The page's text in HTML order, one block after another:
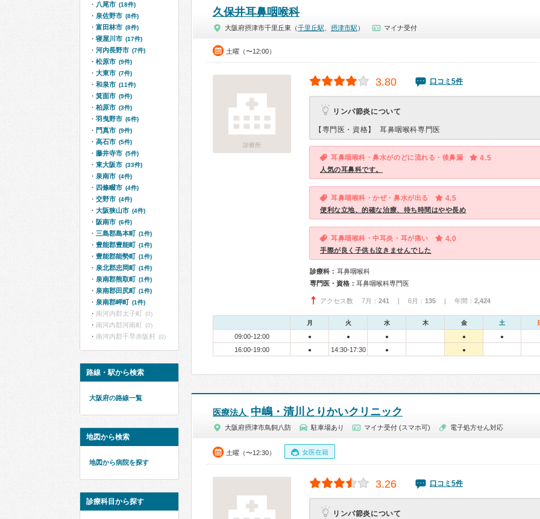
久保井耳鼻咽喉科
大阪府摂津市千里丘東（千里丘駅 摂津市駅 ） マイナ受付
土曜（〜12:00）
診療所
3.80 口コミ5件
リンパ節炎について
【専門医・資格】 耳鼻咽喉科専門医
耳鼻咽喉科・鼻水がのどに流れる・後鼻漏 4.5
人気の耳鼻科です。
耳鼻咽喉科・かぜ・鼻水が出る 4.5
便利な立地、的確な治療、待ち時間はやや長め
耳鼻咽喉科・中耳炎・耳が痛い 4.0
手際が良く子供も泣きませんでした
診療科： 耳鼻咽喉科
専門医・資格： 耳鼻咽喉科専門医
アクセス数 7月： 241 | 6月： 135 | 年間： 2,424
月 火 水 木 金 土
09:00-12:00 ● ● ● ● ●
16:00-19:00 ● 14:30-17:30 ● ●
医療法人 中嶋・清川とりかいクリニック
大阪府摂津市鳥飼八防 駐車場あり マイナ受付 (スマホ可) 電子処方せん対応
土曜（〜12:30） 女医在籍
3.26 口コミ5件
リンパ節炎について
八尾市 (18件)
泉佐野市 (8件)
富田林市 (8件)
寝屋川市 (17件)
河内長野市 (7件)
松原市 (9件)
大東市 (7件)
和泉市 (11件)
箕面市 (9件)
柏原市 (3件)
羽曳野市 (6件)
門真市 (9件)
高石市 (5件)
藤井寺市 (5件)
東大阪市 (33件)
泉南市 (4件)
四條畷市 (4件)
交野市 (4件)
大阪狭山市 (4件)
阪南市 (6件)
三島郡島本町 (1件)
豊能郡豊能町 (1件)
豊能郡能勢町 (1件)
泉北郡忠岡町 (1件)
泉南郡熊取町 (1件)
泉南郡田尻町 (1件)
泉南郡岬町 (1件)
南河内郡太子町 (0)
南河内郡河南町 (0)
南河内郡千早赤阪村 (0)
路線・駅から検索
大阪府の路線一覧
地図から検索
地図から病院を探す
診療科目から探す